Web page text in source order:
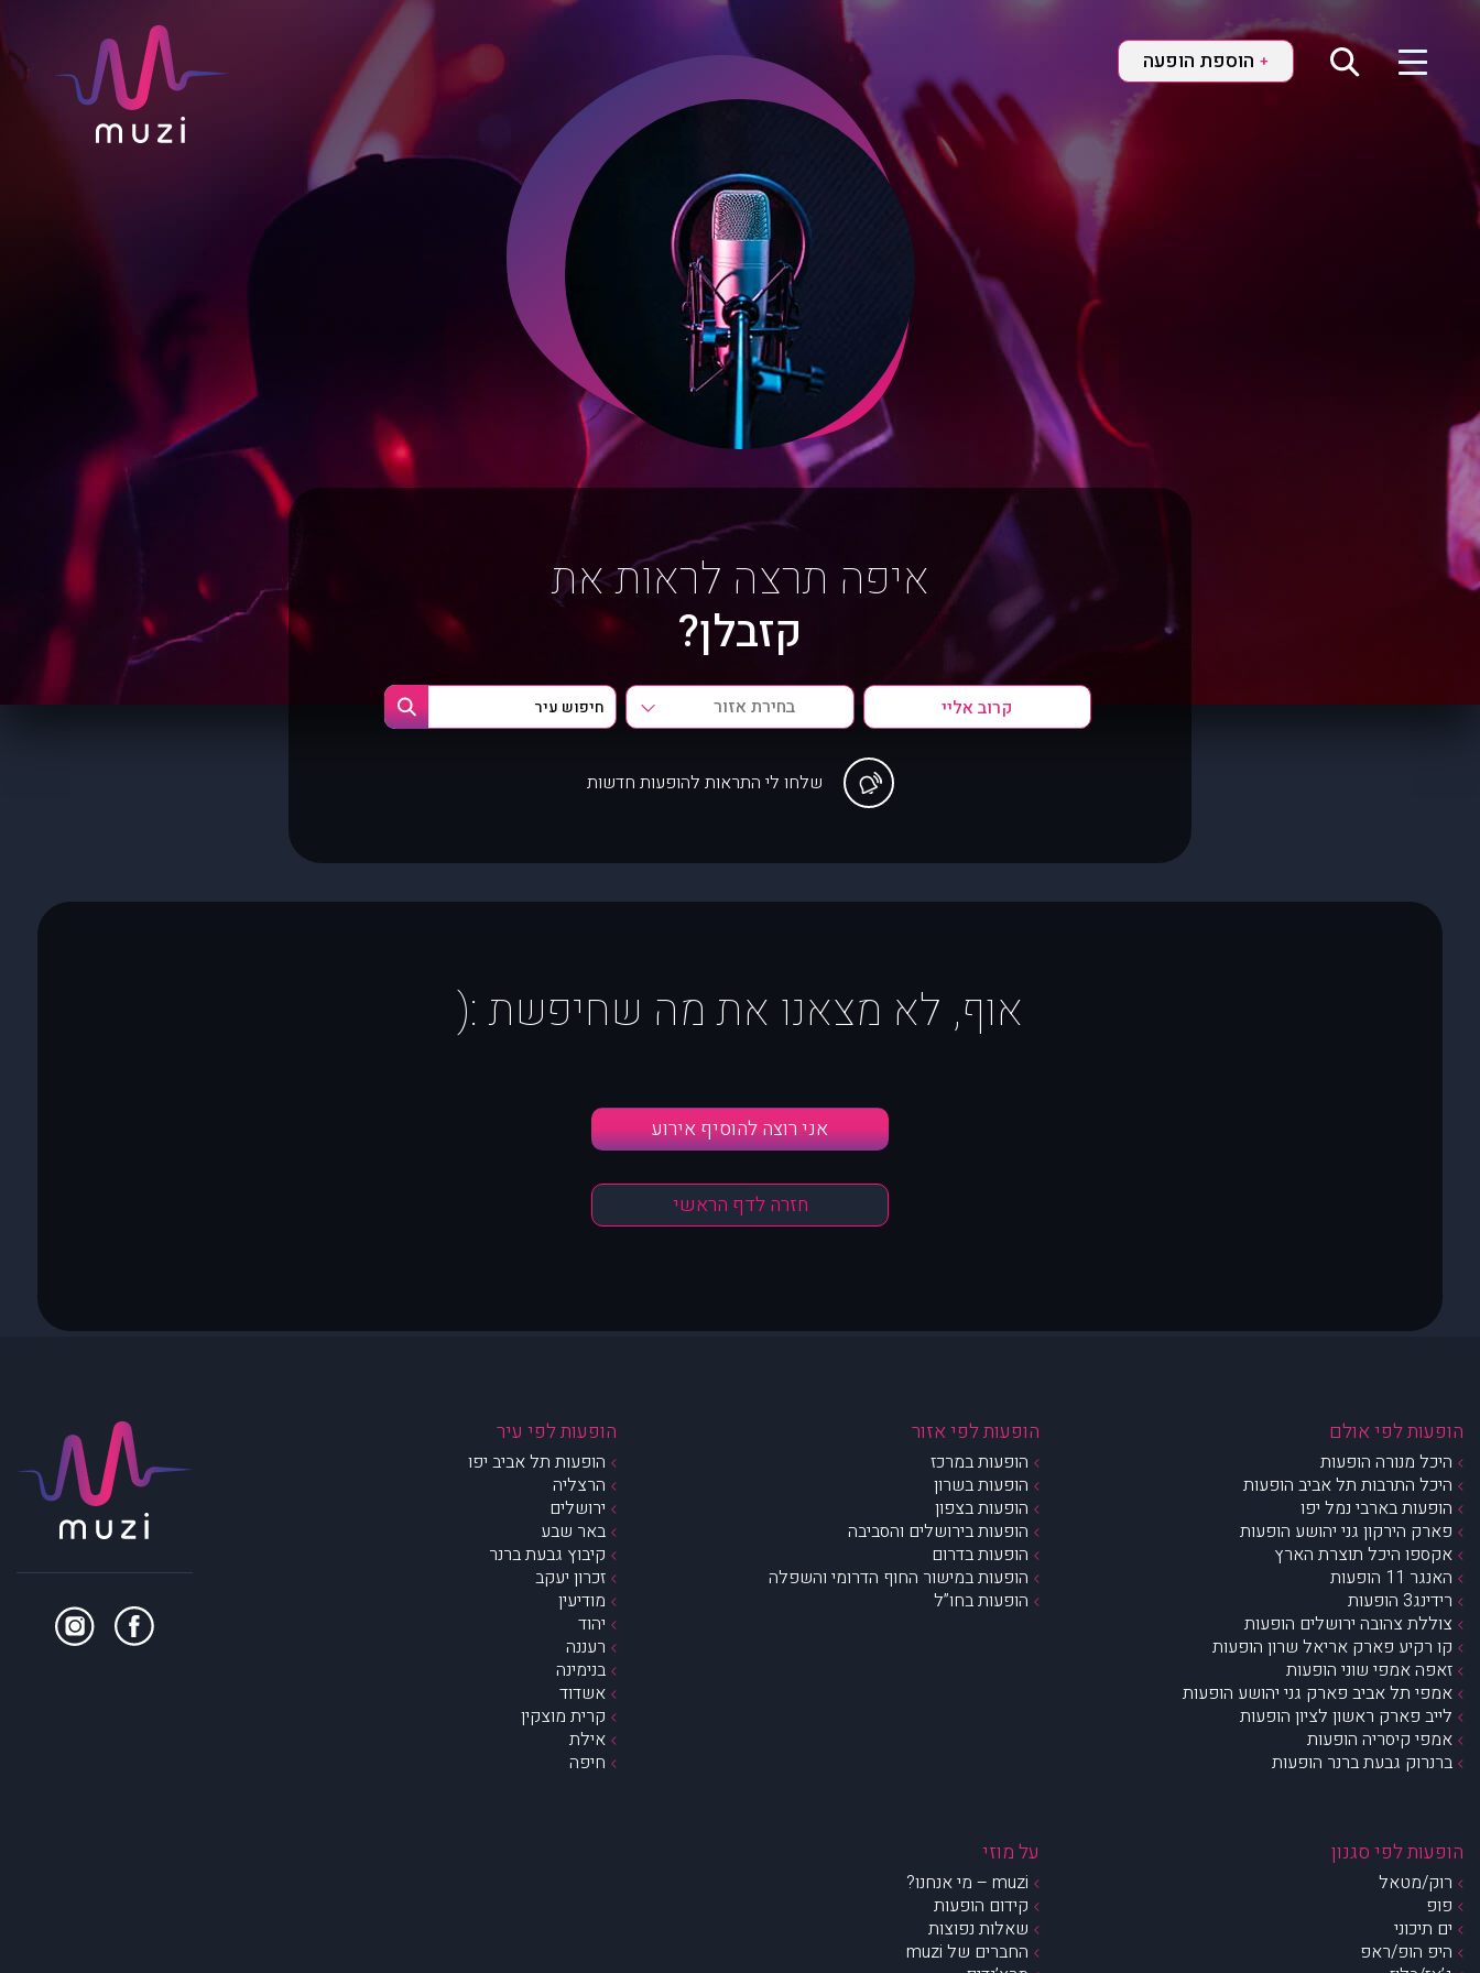
+ הוספת הופעה
איפה תרצה לראות את
קזבלן?
בחירת אזור
שלחו לי התראות להופעות חדשות
אוף, לא מצאנו את מה שחיפשת :(
אני רוצה להוסיף אירוע
חזרה לדף הראשי
הופעות לפי אולם
היכל מנורה הופעות
היכל התרבות תל אביב הופעות
הופעות בארבי נמל יפו
פארק הירקון גני יהושע הופעות
אקספו היכל תוצרת הארץ
האנגר 11 הופעות
רידינג3 הופעות
צוללת צהובה ירושלים הופעות
קו רקיע פארק אריאל שרון הופעות
זאפה אמפי שוני הופעות
אמפי תל אביב פארק גני יהושע הופעות
לייב פארק ראשון לציון הופעות
אמפי קיסריה הופעות
ברנרוק גבעת ברנר הופעות
הופעות לפי אזור
הופעות במרכז
הופעות בשרון
הופעות בצפון
הופעות בירושלים והסביבה
הופעות בדרום
הופעות במישור החוף הדרומי והשפלה
הופעות בחו”ל
הופעות לפי עיר
הופעות תל אביב יפו
הרצליה
ירושלים
באר שבע
קיבוץ גבעת ברנר
זכרון יעקב
מודיעין
יהוד
רעננה
בנימינה
אשדוד
קרית מוצקין
אילת
חיפה
הופעות לפי סגנון
רוק/מטאל
פופ
ים תיכוני
היפ הופ/ראפ
על מוזי
muzi – מי אנחנו?
קידום הופעות
שאלות נפוצות
החברים של muzi